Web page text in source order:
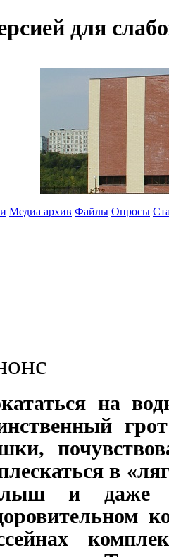
для
Медиа архив Файлы Опросы
на
в
и даже